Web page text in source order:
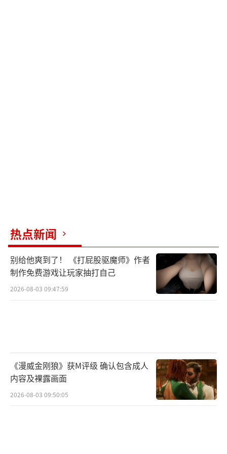
热点新闻
别给他爽到了！ 《打屁股驱魔师》作者
制作免费游戏让玩家抽打自己
2026-08-03 09:47:59
《漫威金刚狼》获M评级 确认包含成人
内容及裸露画面
2026-08-03 09:50:05